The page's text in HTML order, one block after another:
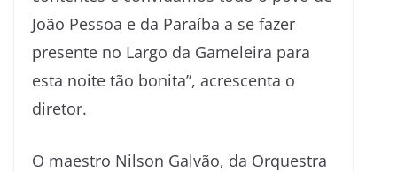
João Pessoa e da Paraíba a se fazer
presente no Largo da Gameleira para
esta noite tão bonita”, acrescenta o
diretor.
O maestro Nilson Galvão, da Orquestra